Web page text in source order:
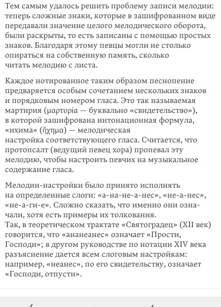
Тем самым удалось решить проблему записи мелодии:
теперь сложные знаки, которые в зашифрованном виде
передавали значение целого мелодического оборота,
были раскрыты, то есть записаны с помощью простых
знаков. Благодаря этому певцы могли не столько
опираться на собственную память, сколько
читать мелодию с листа.
Каждое нотированное таким образом песнопение
предваряется особым сочетанием нескольких знаков
и порядковым номером гласа. Это так называемая
мартирия (μαρτυρία — буквально «свидетельство»),
в которой зашифрована интонационная формула,
«ихима» (ἤχημα) — мелодическая
настройка соответствующего гласа. Считается, что
протопсалт (ведущий певец хора) пропевал эту
мелодию, чтобы настроить певчих на музыкальное
содержание гласа.
Мелодии-настройки было принято исполнять
на определенные слоги: «а-на-не-а-нес», «не-а-нес»,
«не-а-ги-е». Сложно сказать, что именно они озна­
чали, хотя есть примеры их толкования.
Так, в теоретическом трактате «Святоградец» (XII век)
говорится, что «ананеанес» означает «Прости,
Господи»; в другом руководстве по нотации XIV века
разъяснение дается всем слоговым настройкам:
например, «неанес», по его свидетельству, означает
«Господи, отпусти».